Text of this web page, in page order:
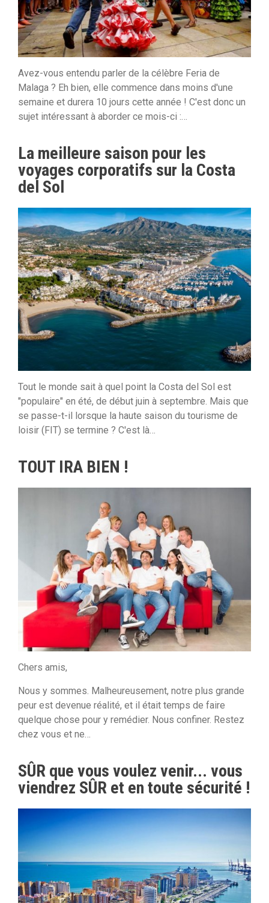
Avez-vous entendu parler de la célèbre Feria de
Malaga ? Eh bien, elle commence dans moins d'une
semaine et durera 10 jours cette année ! C'est donc un
sujet intéressant à aborder ce mois-ci :…
La meilleure saison pour les
voyages corporatifs sur la Costa
del Sol
Tout le monde sait à quel point la Costa del Sol est
"populaire" en été, de début juin à septembre. Mais que
se passe-t-il lorsque la haute saison du tourisme de
loisir (FIT) se termine ? C'est là…
TOUT IRA BIEN !
Chers amis,
Nous y sommes. Malheureusement, notre plus grande
peur est devenue réalité, et il était temps de faire
quelque chose pour y remédier. Nous confiner. Restez
chez vous et ne…
SÛR que vous voulez venir... vous
viendrez SÛR et en toute sécurité !